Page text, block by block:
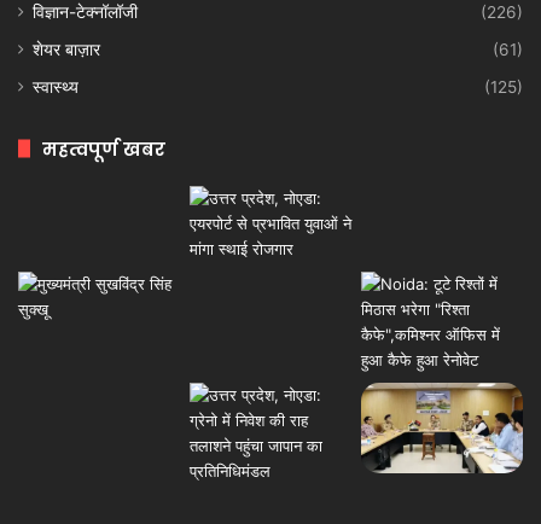
विज्ञान-टेक्नॉलॉजी
(226)
शेयर बाज़ार
(61)
स्वास्थ्य
(125)
महत्वपूर्ण खबर